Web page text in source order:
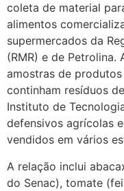
coleta de material
alimentos
supermercados da
(RMR) e de
amostras de
continham resíduos
Instituto de
defensivos agrícolas
vendidos em vários
A relação inclui
do Senac), tomate